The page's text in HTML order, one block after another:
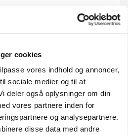
cookies
vores indhold og annoncer,
sociale medier og til at
deler også oplysninger om din
vores partnere inden for
og analysepartnere.
disse data med andre